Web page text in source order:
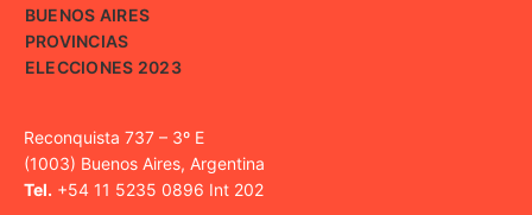
BUENOS AIRES
PROVINCIAS
ELECCIONES 2023
Reconquista 737 – 3º E
(1003) Buenos Aires, Argentina
Tel. +54 11 5235 0896 Int 202